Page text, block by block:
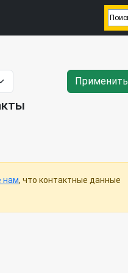
Применить
нам, что контактные данные